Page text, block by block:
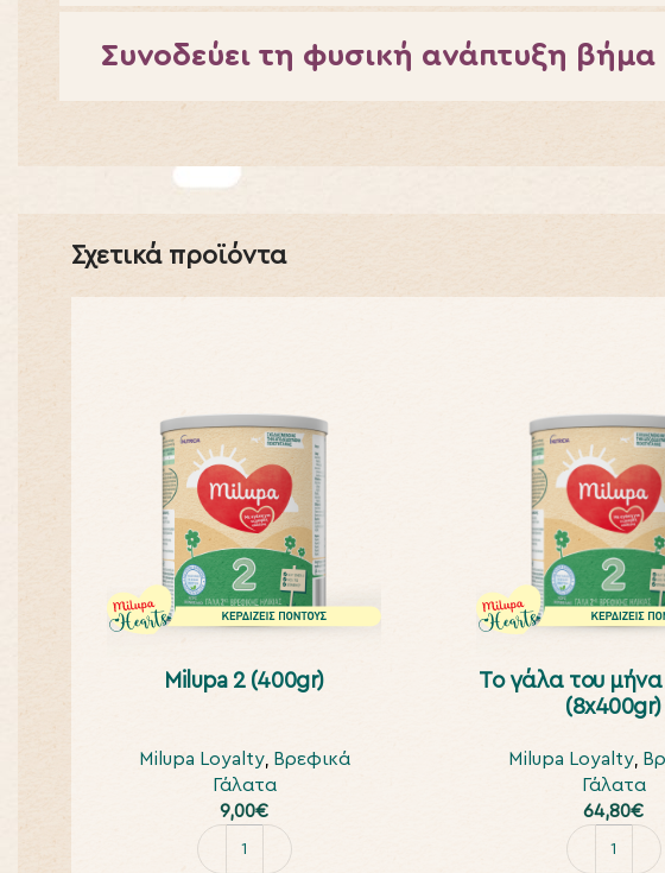
Συνοδεύει τη φυσική ανάπτυξη
Σχετικά προϊόντα
Milupa 2 (400gr)
Milupa Loyalty,
Βρεφικά
Γάλατα
9,00€
To γάλα του μήνα
(8x400gr)
Milupa Loyalty,
Γάλατα
64,80€